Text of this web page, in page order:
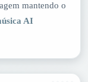
mantendo o
AI